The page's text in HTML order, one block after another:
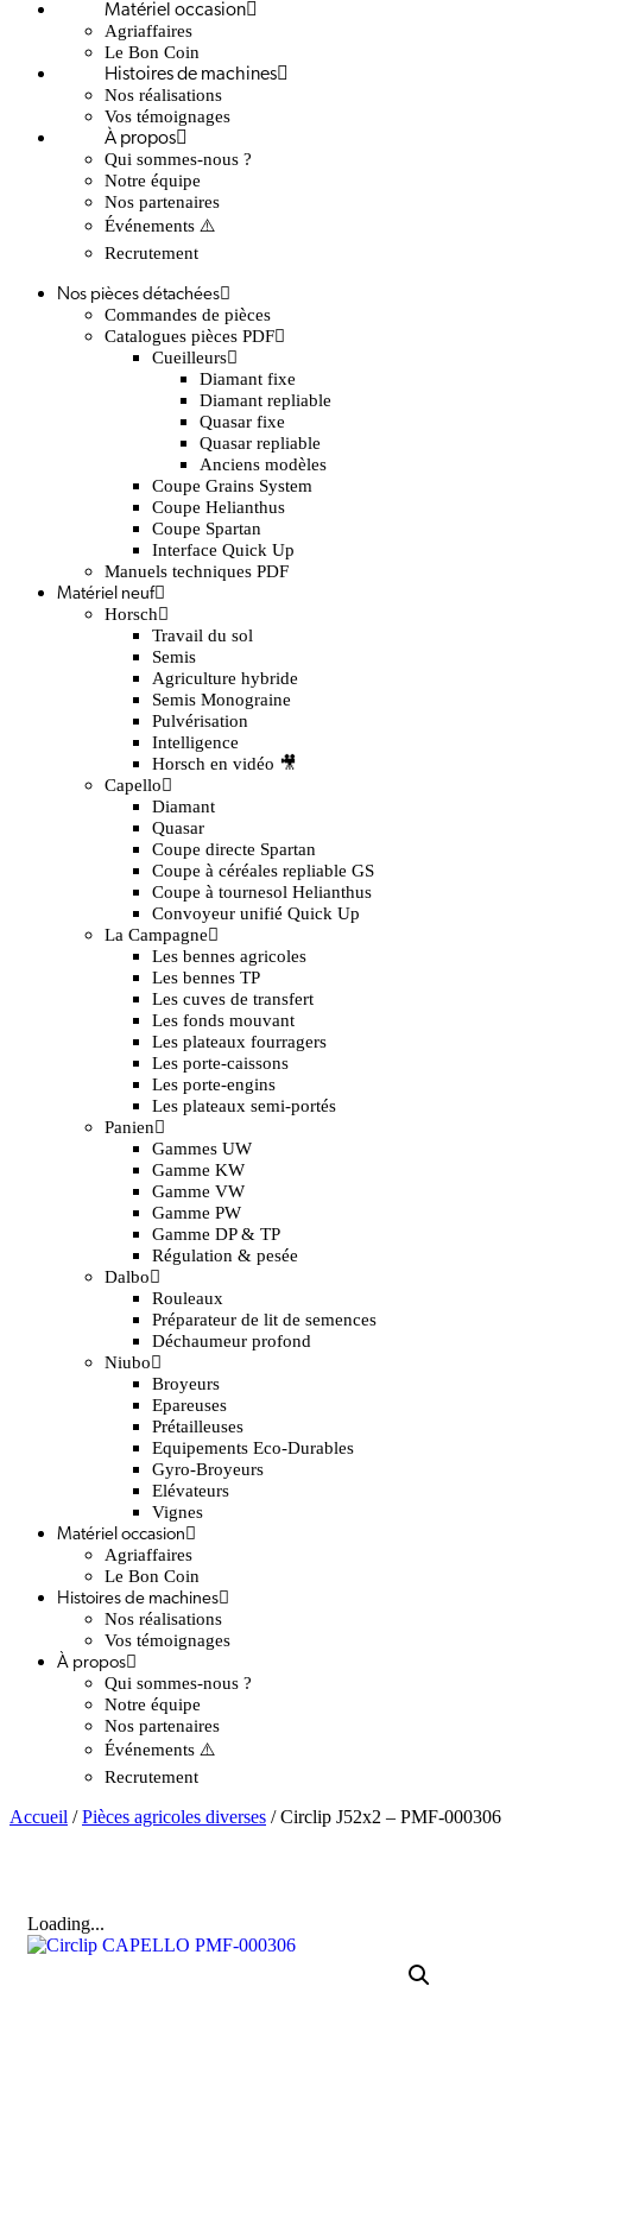
Matériel occasion
Agriaffaires
Le Bon Coin
Histoires de machines
Nos réalisations
Vos témoignages
À propos
Qui sommes-nous ?
Notre équipe
Nos partenaires
Événements ⚠️
Recrutement
Nos pièces détachées
Commandes de pièces
Catalogues pièces PDF
Cueilleurs
Diamant fixe
Diamant repliable
Quasar fixe
Quasar repliable
Anciens modèles
Coupe Grains System
Coupe Helianthus
Coupe Spartan
Interface Quick Up
Manuels techniques PDF
Matériel neuf
Horsch
Travail du sol
Semis
Agriculture hybride
Semis Monograine
Pulvérisation
Intelligence
Horsch en vidéo 🎥
Capello
Diamant
Quasar
Coupe directe Spartan
Coupe à céréales repliable GS
Coupe à tournesol Helianthus
Convoyeur unifié Quick Up
La Campagne
Les bennes agricoles
Les bennes TP
Les cuves de transfert
Les fonds mouvant
Les plateaux fourragers
Les porte-caissons
Les porte-engins
Les plateaux semi-portés
Panien
Gammes UW
Gamme KW
Gamme VW
Gamme PW
Gamme DP & TP
Régulation & pesée
Dalbo
Rouleaux
Préparateur de lit de semences
Déchaumeur profond
Niubo
Broyeurs
Epareuses
Prétailleuses
Equipements Eco-Durables
Gyro-Broyeurs
Elévateurs
Vignes
Matériel occasion
Agriaffaires
Le Bon Coin
Histoires de machines
Nos réalisations
Vos témoignages
À propos
Qui sommes-nous ?
Notre équipe
Nos partenaires
Événements ⚠️
Recrutement
Accueil /Pièces agricoles diverses / Circlip J52x2 – PMF-000306
Loading...